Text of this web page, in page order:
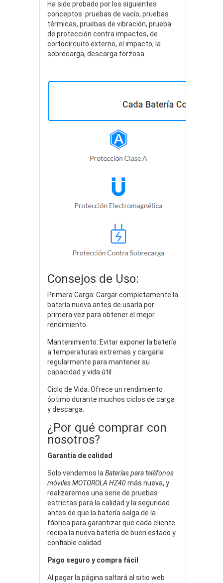
Ha sido probado por los siguientes
conceptos: pruebas de vacío, pruebas
térmicas, pruebas de vibración, prueba
de protección contra impactos, de
cortocircuito externo, el impacto, la
sobrecarga, descarga forzosa.
Consejos de Uso:
Primera Carga: Cargar completamente la
batería nueva antes de usarla por
primera vez para obtener el mejor
rendimiento.
Mantenimiento: Evitar exponer la batería
a temperaturas extremas y cargarla
regularmente para mantener su
capacidad y vida útil.
Ciclo de Vida: Ofrece un rendimiento
óptimo durante muchos ciclos de carga
y descarga.
¿Por qué comprar con
nosotros?
Garantía de calidad
Solo vendemos la Baterías para teléfonos
móviles MOTOROLA HZ40más nueva, y
realizaremos una serie de pruebas
estrictas para la calidad y la seguridad
antes de que la batería salga de la
fábrica para garantizar que cada cliente
reciba la nueva batería de buen estado y
confiable calidad.
Pago seguro y compra fácil
Al pagar la página saltará al sitio web